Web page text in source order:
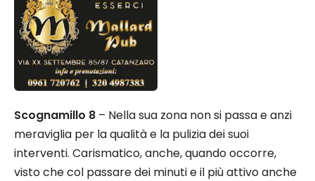
Scognamillo 8 – Nella sua zona non si passa e anzi
meraviglia per la qualità e la pulizia dei suoi
interventi. Carismatico, anche, quando occorre,
visto che col passare dei minuti e il più attivo anche